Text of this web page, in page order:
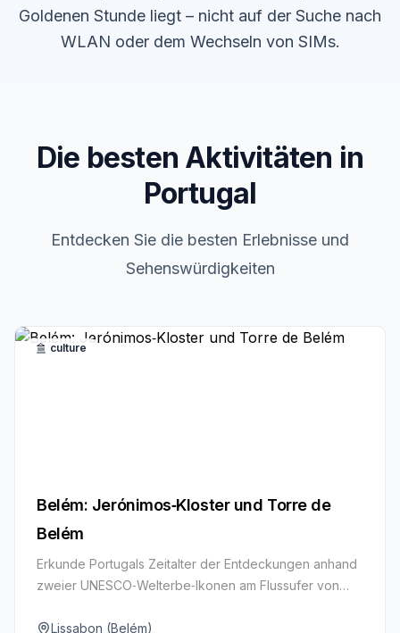
Goldenen Stunde liegt – nicht auf der Suche nach
WLAN oder dem Wechseln von SIMs.
Die besten Aktivitäten in
Portugal
Entdecken Sie die besten Erlebnisse und
Sehenswürdigkeiten
culture
Belém: Jerónimos‑Kloster und Torre de
Belém
Erkunde Portugals Zeitalter der Entdeckungen anhand
zweier UNESCO‑Welterbe‑Ikonen am Flussufer von
Lissabon (Belém)